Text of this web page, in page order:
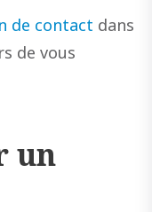
de contact dans
de vous
un